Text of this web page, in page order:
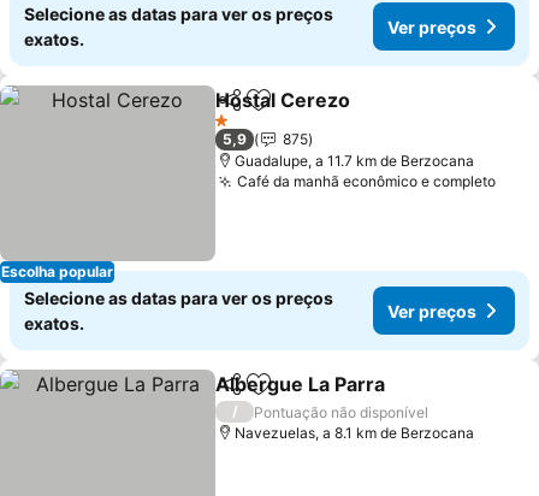
Selecione as datas para ver os preços
exatos.
Ver preços
Escolha popular
PartilharAdicionar aos favoritos
Hostal Cerezo
1 Estrelas
5,9
875
Guadalupe, a 11.7 km de Berzocana
Café da manhã econômico e completoVer
Selecione as datas para ver os preços
exatos.
Ver preços
PartilharAdicionar aos favoritos
Albergue La Parra
/
Pontuação não disponível
Navezuelas, a 8.1 km de Berzocana